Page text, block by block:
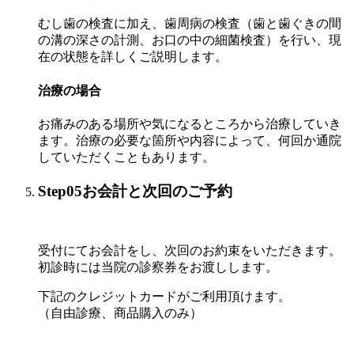
むし歯の検査に加え、歯周病の検査（歯と歯ぐきの間
の溝の深さの計測、お口の中の細菌検査）を行い、現
在の状態を詳しくご説明します。
治療の場合
お痛みのある場所や気になるところから治療していき
ます。治療の必要な箇所や内容によって、何回か通院
していただくこともあります。
Step05お会計と次回のご予約
受付にてお会計をし、次回のお約束をいただきます。
初診時には当院の診察券をお渡しします。
下記のクレジットカードがご利用頂けます。
（自由診療、商品購入のみ）